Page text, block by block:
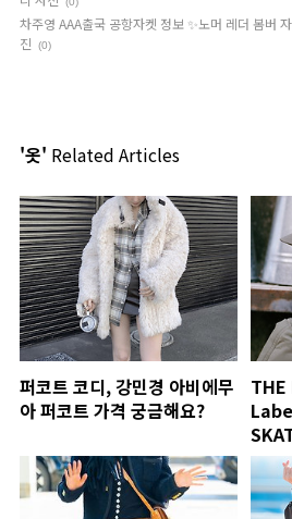
차주영 AAA출국 공항자켓 정보 ✨노머 레더 봄버
진
(0)
'옷' Related Articles
퍼코트 코디, 강민경 아비에무
아 퍼코트 가격 궁금해요?
THE